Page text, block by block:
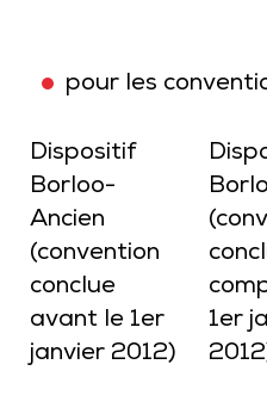
pour les
Dispositif
Borloo-
Ancien
(convention
conclue
avant le 1er
janvier 2012)
1er